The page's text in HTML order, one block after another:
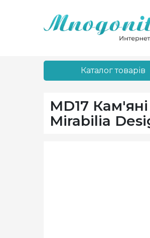
Каталог товарів
MD17
Mirabilia